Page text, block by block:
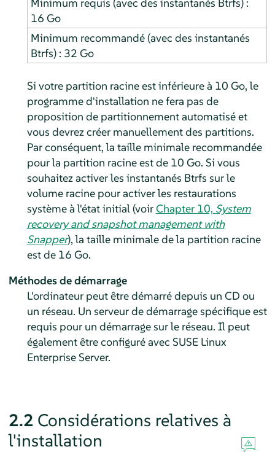
16 Go
Minimum recommandé (avec des instantanés
Btrfs) : 32 Go
Si votre partition racine est inférieure à 10 Go, le
programme d'installation ne fera pas de
proposition de partitionnement automatisé et
vous devrez créer manuellement des partitions.
Par conséquent, la taille minimale recommandée
pour la partition racine est de 10 Go. Si vous
souhaitez activer les instantanés Btrfs sur le
volume racine pour activer les restaurations
système à l'état initial(voirChapter 10, System
recovery and snapshot management with
Snapper), la taille minimale de la partition racine
est de 16 Go.
Méthodes de démarrage
L'ordinateur peut être démarré depuis un CD ou
un réseau. Un serveur de démarrage spécifique est
requis pour un démarrage sur le réseau. Il peut
également être configuré avec SUSE Linux
Enterprise Server.
2.2 Considérations relatives à
l'installation